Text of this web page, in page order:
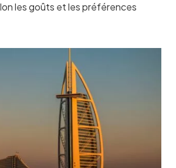
les goûts et les préférences